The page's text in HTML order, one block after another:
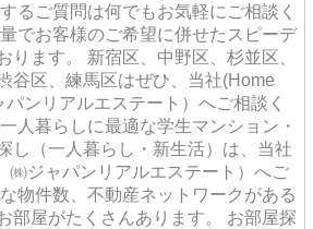
るご質問は何でもお気軽にご相談く
でお客様のご希望に併せたスピーデ
ります。 新宿区、中野区、杉並区、
谷区、練馬区はぜひ、当社(Home
ンリアルエステート）へご相談く
人暮らしに最適な学生マンション・
し（一人暮らし・新生活）は、当社
ジャパンリアルエステート）へご
物件数、不動産ネットワークがある
部屋がたくさんあります。 お部屋探